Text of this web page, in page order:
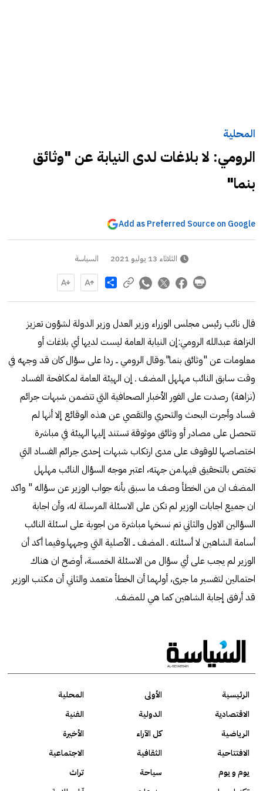
المحلية
الرومي: لا بلاغات لدى النيابة عن "وثائق
بنما"
Add as Preferred Source on Google
الثلاثاء 13 يوليو 2021 السياسة
Share
قال نائب رئيس مجلس الوزراء وزير العدل وزير الدولة لشؤون تعزيز
النزاهة عبدالله الرومي:إن النيابة العامة ليست لديها أي بلاغات أو
معلومات عن "وثائق بنما".وقال الرومي ــ ردا على سؤال كان قد وجهه في
وقت سابق النائب مهلهل المضف ـ إن الهيئة العامة لمكافحة الفساد
(نزاهة) رصدت على الفور الأخبار الصحافية التي تتضمن شبهات جرائم
فساد وأجرت البحث والتحري والتقصي عن هذه الوقائع إلا أنها لم
تتحصل على مصادر أو وثائق موثوقة تستند إليها الهيئة في مباشرة
اختصاصها للوقوف على مدى ارتكاب شبهات إحدى جرائم الفساد التي
تختص بالتحقيق فيها.من جهته، اعتبر موجه السؤال النائب مهلهل
المضف ان من الخطأ وصف ما سبق بأنه جواب الوزير عن سؤاله " واكد
ان جميع اجابات الوزير لم تكن على الاسئلة المرسلة له، وأن اجابة
السؤالين الاول والثاني تم نسخها مباشرة من اجوبة على اسئلة النائب
أسامة الشاهين لا أسئلته ـ المضف ــ الأصلية التي وجهها.وفيما أكد أن
الوزير لم يجب على أي سؤال من الاسئلة الخمسة، أوضح ان هناك
احتمالين لتفسير ما جرى، أولهما أن الخطأ متعمد والثاني أن مكتب الوزير
قد أرفق إجابة الشاهين كما هي للمضف.
الرئيسية الأولى
المحلية
الاقتصادية
الدولية
الفنية
الرياضية
كل الآراء
الأخيرة
الافتتاحية
الثقافية
الاجتماعية
يوم و يوم
سياحة
تراث